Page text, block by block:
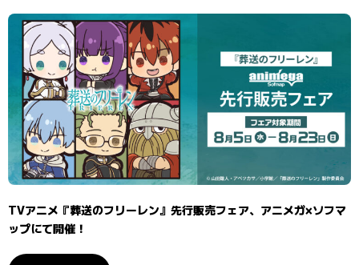
TVアニメ『葬送のフリーレン』先行販売フェア、アニメガ×ソフマ
ップにて開催！